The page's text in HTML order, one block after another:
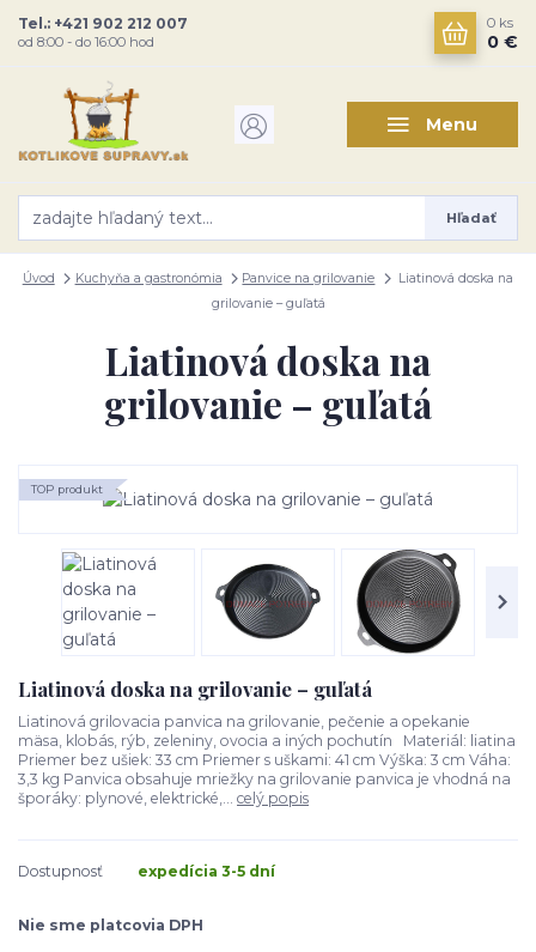
Menu
Hľadať
Tel.: +421 902 212 007
od 8:00 - do 16:00 hod
0 ks
0 €
Úvod Kuchyňa a gastronómia Panvice na grilovanie
Liatinová doska na
grilovanie – guľatá
Liatinová doska na
grilovanie – guľatá
TOP produkt
Liatinová doska na grilovanie – guľatá
Liatinová grilovacia panvica na grilovanie, pečenie a opekanie
mäsa, klobás, rýb, zeleniny, ovocia a iných pochutín Materiál: liatina
Priemer bez ušiek: 33 cm Priemer s uškami: 41 cm Výška: 3 cm Váha:
3,3 kg Panvica obsahuje mriežky na grilovanie panvica je vhodná na
šporáky: plynové, elektrické,... celý popis
Dostupnosť expedícia 3-5 dní
Nie sme platcovia DPH